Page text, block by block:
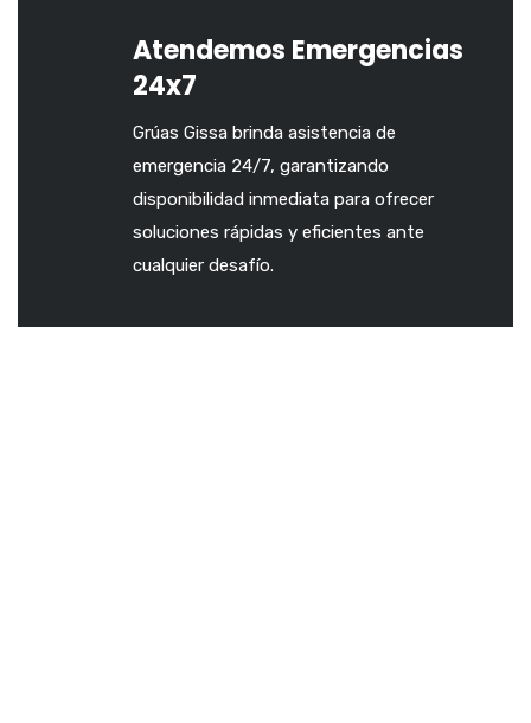
Atendemos Emergencias
24x7
Grúas Gissa brinda asistencia de
emergencia 24/7, garantizando
disponibilidad inmediata para ofrecer
soluciones rápidas y eficientes ante
cualquier desafío.